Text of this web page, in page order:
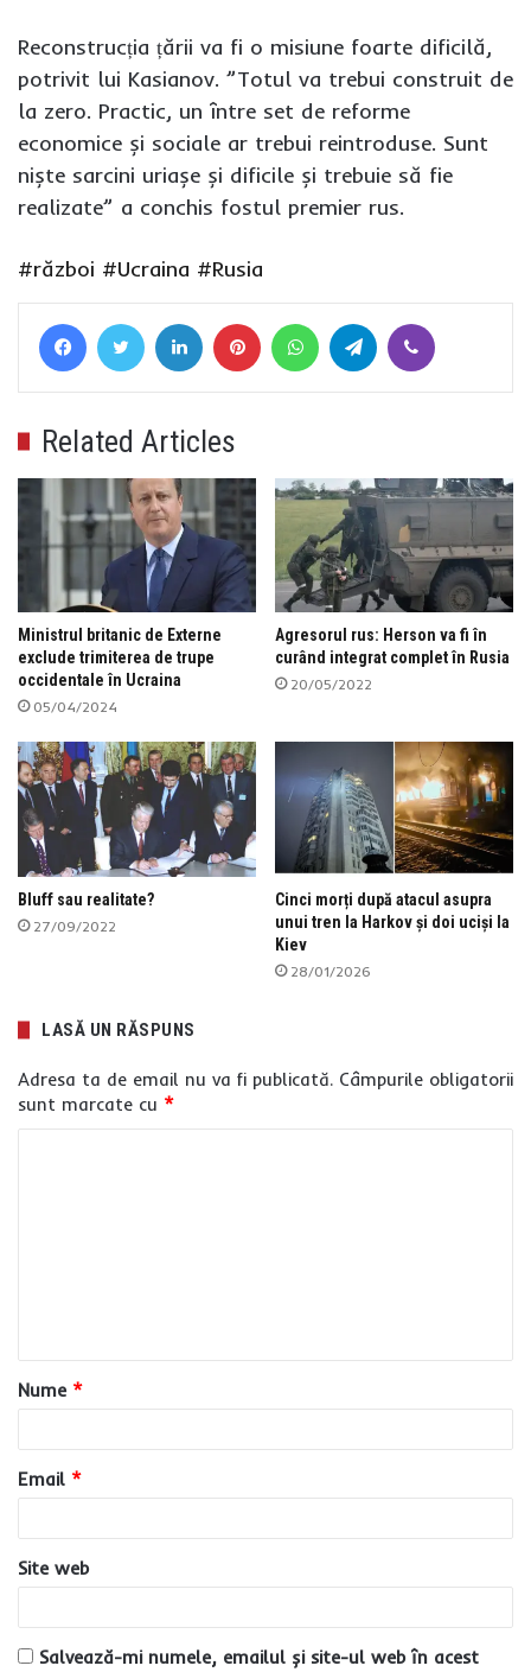
Reconstrucția țării va fi o misiune foarte dificilă,
potrivit lui Kasianov. ”Totul va trebui construit de
la zero. Practic, un între set de reforme
economice și sociale ar trebui reintroduse. Sunt
niște sarcini uriașe și dificile și trebuie să fie
realizate” a conchis fostul premier rus.
#război #Ucraina #Rusia
FacebookTwitter LinkedIn Pinterest WhatsAppTelegram
Related Articles
Ministrul britanic de Externe
exclude trimiterea de trupe
occidentale în Ucraina
05/04/2024
Agresorul rus: Herson va fi în
curând integrat complet în Rusia
20/05/2022
Bluff sau realitate?
27/09/2022
Cinci morți după atacul asupra
unui tren la Harkov și doi uciși la
Kiev
28/01/2026
LASĂ UN RĂSPUNS
Adresa ta de email nu va fi publicată. Câmpurile obligatorii
sunt marcate cu *
a
r
*
Nume *
Email *
Site web
Salvează-mi numele, emailul și site-ul web în acest